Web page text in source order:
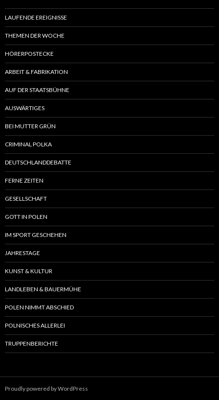
LAUFENDE EREIGNISSE
THEMEN DER WOCHE
HÖRERPOSTECKE
ARBEIT & FABRIKATION
AUF DER STAATSBÜHNE
AUSWÄRTIGES
BEI MUTTER GRÜN
CRIMINAL POLKA
DEUTSCHLANDDEBATTE
FERNE ZEITEN
GESELLSCHAFT
GOTT IN POLEN
IM SPORT GESCHEHEN
JAHRESTAGE
KUNST & KULTUR
LANDLEBEN & BAUERMÜHE
POLEN NIMMT ABSCHIED
POLNISCHES ALLERLEI
TRUPPENBERICHTE
Proudly powered by WordPress